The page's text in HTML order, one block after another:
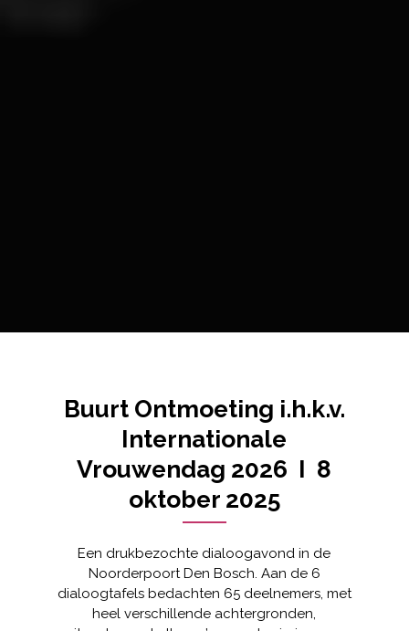
Buurt Ontmoeting i.h.k.v.
Internationale
Vrouwendag 2026 I 8
oktober 2025
Een drukbezochte dialoogavond in de
Noorderpoort Den Bosch. Aan de 6
dialoogtafels bedachten 65 deelnemers, met
heel verschillende achtergronden,